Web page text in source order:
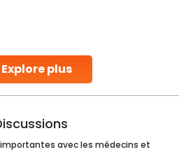
Explore plus
achieve their dream of
the
avec les médecins et